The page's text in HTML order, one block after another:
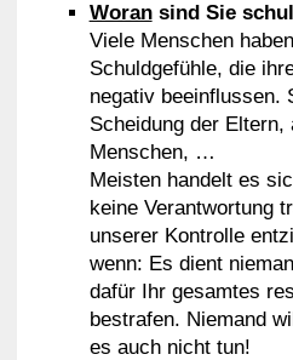
Woransind Sie
Viele Menschen
Schuldgefühle, die
negativ beeinflussen.
Scheidung der Eltern,
Menschen, …
Meisten handelt es
keine Verantwortung
unserer Kontrolle
wenn: Es dient
dafür Ihr gesamtes
bestrafen. Niemand
es auch nicht tun!